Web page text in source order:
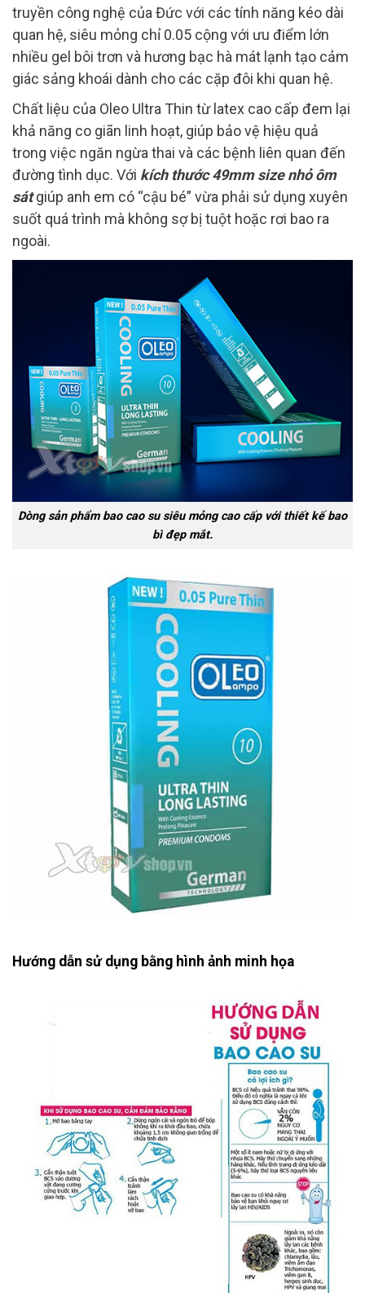
truyền công nghệ của Đức với các tính năng kéo dài
quan hệ, siêu mỏng chỉ 0.05 cộng với ưu điểm lớn
nhiều gel bôi trơn và hương bạc hà mát lạnh tạo cảm
giác sảng khoái dành cho các cặp đôi khi quan hệ.
Chất liệu của Oleo Ultra Thin từ latex cao cấp đem lại
khả năng co giãn linh hoạt, giúp bảo vệ hiệu quả
trong việc ngăn ngừa thai và các bệnh liên quan đến
đường tình dục. Với kích thước 49mm size nhỏ ôm
sátgiúp anh em có “cậu bé” vừa phải sử dụng xuyên
suốt quá trình mà không sợ bị tuột hoặc rơi bao ra
ngoài.
Dòng sản phẩm bao cao su siêu mỏng cao cấp với thiết kế bao
bì đẹp mắt.
Hướng dẫn sử dụng bằng hình ảnh minh họa